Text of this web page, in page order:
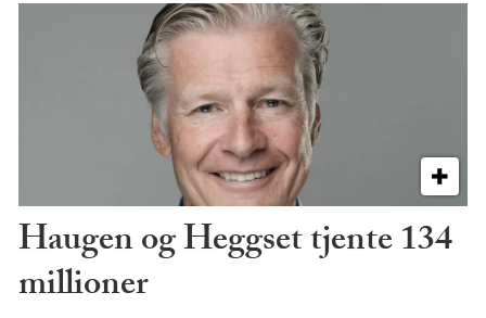
Haugen og Heggset tjente 134
millioner